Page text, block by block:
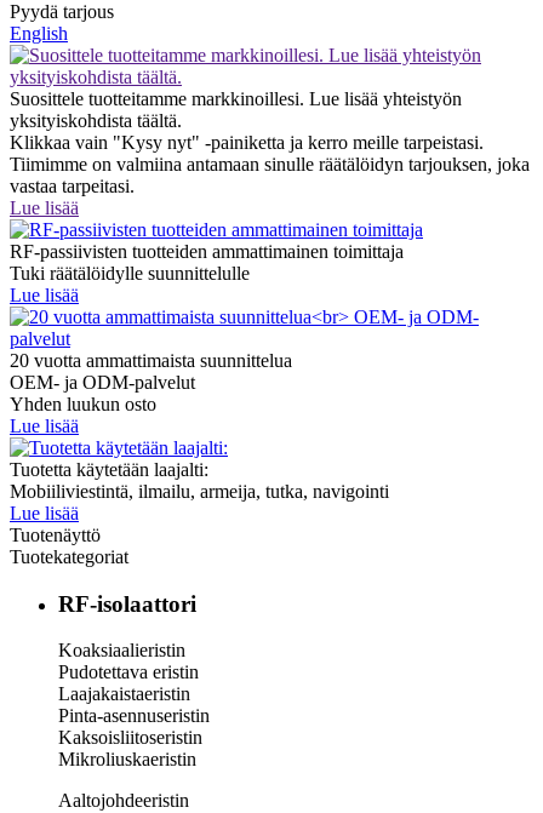
Pyydä tarjous
English
Suosittele tuotteitamme markkinoillesi. Lue lisää yhteistyön
yksityiskohdista täältä.
Klikkaa vain "Kysy nyt" -painiketta ja kerro meille tarpeistasi.
Tiimimme on valmiina antamaan sinulle räätälöidyn tarjouksen, joka
vastaa tarpeitasi.
Lue lisää
RF-passiivisten tuotteiden ammattimainen toimittaja
Tuki räätälöidylle suunnittelulle
Lue lisää
20 vuotta ammattimaista suunnittelua
OEM- ja ODM-palvelut
Yhden luukun osto
Lue lisää
Tuotetta käytetään laajalti:
Mobiiliviestintä, ilmailu, armeija, tutka, navigointi
Lue lisää
Tuotenäyttö
Tuotekategoriat
RF-isolaattori
Koaksiaalieristin
Pudotettava eristin
Laajakaistaeristin
Pinta-asennuseristin
Kaksoisliitoseristin
Mikroliuskaeristin
Aaltojohdeeristin